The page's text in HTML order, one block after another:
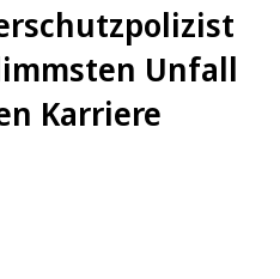
Unfall
Karriere